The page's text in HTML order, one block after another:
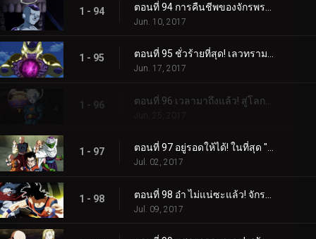
1 - 94
Jun. 10, 2017
1 - 95
Jun. 17, 2017
1 - 96
Jun. 25, 2017
1 - 97 ตอนที่ 97 อยู่รอดให้ได้! ในที่สุด "ศึกประชันพลัง" ก็เปิดฉาก!!
Jul. 02, 2017
1 - 98
Jul. 09, 2017